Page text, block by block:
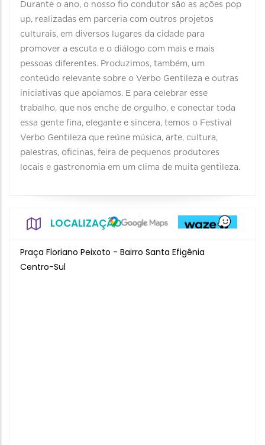
Durante o ano, o nosso fio condutor são as ações pop
up, realizadas em parceria com outros projetos
culturais, em diversos lugares da cidade para
promover a escuta e o diálogo com mais e mais
pessoas diferentes. Produzimos, também, um
conteúdo relevante sobre o Verbo Gentileza e outras
iniciativas que apoiamos. E para celebrar esse
trabalho, que nos enche de orgulho, e conectar toda
essa gente fina, elegante e sincera, temos o Festival
Verbo Gentileza que reúne música, arte, cultura,
palestras, oficinas, feira de pequenos produtores
locais e gastronomia em um clima de muita gentileza.
LOCALIZAÇÃO
Praça Floriano Peixoto - Bairro Santa Efigênia
Centro-Sul